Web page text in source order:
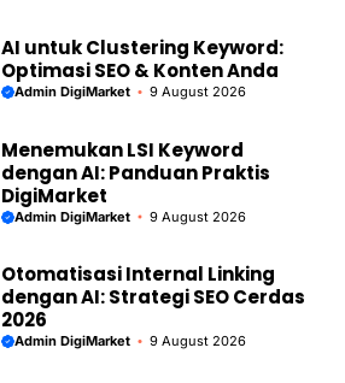
AI untuk Clustering Keyword:
Optimasi SEO & Konten Anda
Admin DigiMarket 9 August 2026
Menemukan LSI Keyword
dengan AI: Panduan Praktis
DigiMarket
Admin DigiMarket 9 August 2026
Otomatisasi Internal Linking
dengan AI: Strategi SEO Cerdas
2026
Admin DigiMarket 9 August 2026